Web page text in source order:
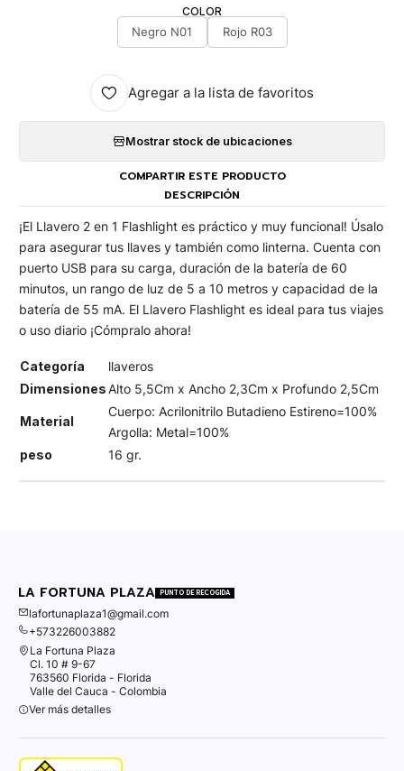
COLOR
Negro N01
Rojo R03
Agregar a la lista de favoritos
Mostrar stock de ubicaciones
COMPARTIR ESTE PRODUCTO
DESCRIPCIÓN
¡El Llavero 2 en 1 Flashlight es práctico y muy funcional! Úsalo
para asegurar tus llaves y también como linterna. Cuenta con
puerto USB para su carga, duración de la batería de 60
minutos, un rango de luz de 5 a 10 metros y capacidad de la
batería de 55 mA. El Llavero Flashlight es ideal para tus viajes
o uso diario ¡Cómpralo ahora!
Categoría
llaveros
Dimensiones Alto 5,5Cm x Ancho 2,3Cm x Profundo 2,5Cm
Material
Cuerpo: Acrilonitrilo Butadieno Estireno=100%
Argolla: Metal=100%
peso
16 gr.
LA FORTUNA PLAZA PUNTO DE RECOGIDA
lafortunaplaza1@gmail.com
+573226003882
La Fortuna Plaza
Cl. 10 # 9-67
763560 Florida - Florida
Valle del Cauca - Colombia
Ver más detalles